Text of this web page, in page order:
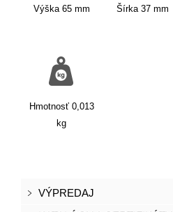
Výška 65 mm Šírka 37 mm
Hmotnosť 0,013
kg
VÝPREDAJ